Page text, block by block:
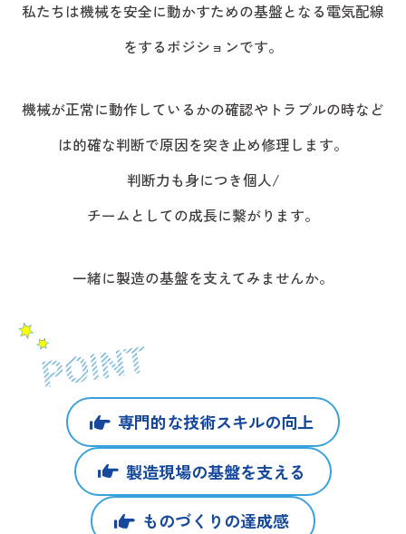
私たちは機械を安全に動かすための基盤となる電気配線
をするポジションです。
機械が正常に動作しているかの確認やトラブルの時など
は的確な判断で原因を突き止め修理します。
判断力も身につき個人/
チームとしての成長に繋がります。
一緒に製造の基盤を支えてみませんか。
専門的な技術スキルの向上
製造現場の基盤を支える
ものづくりの達成感